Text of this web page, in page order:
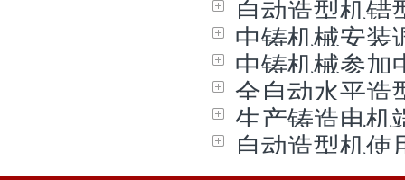
自动造型机错
中铸机械安装
中铸机械参加
全自动水平造
生产铸造电机
自动造型机使